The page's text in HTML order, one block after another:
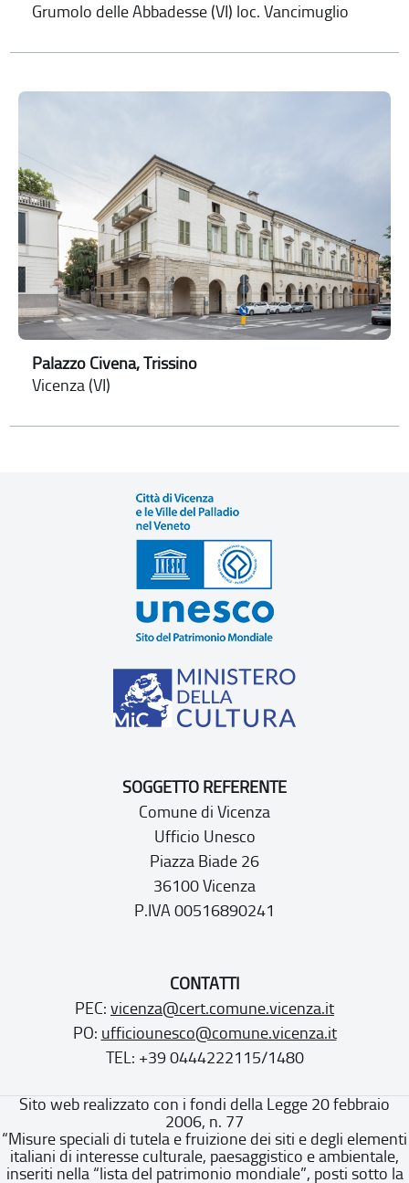
Grumolo delle Abbadesse (VI) loc. Vancimuglio
Palazzo Civena, Trissino
Vicenza (VI)
SOGGETTO REFERENTE
Comune di Vicenza
Ufficio Unesco
Piazza Biade 26
36100 Vicenza
P.IVA 00516890241
CONTATTI
PEC: vicenza@cert.comune.vicenza.it
PO: ufficiounesco@comune.vicenza.it
TEL: +39 0444222115/1480
Sito web realizzato con i fondi della Legge 20 febbraio
2006, n. 77
“Misure speciali di tutela e fruizione dei siti e degli elementi
italiani di interesse culturale, paesaggistico e ambientale,
inseriti nella “lista del patrimonio mondiale”, posti sotto la